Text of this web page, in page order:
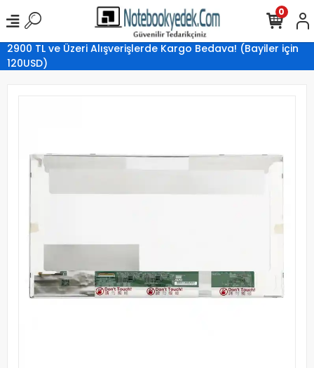
2900 TL ve Üzeri Alışverişlerde Kargo Bedava! (Bayiler için
120USD)
0